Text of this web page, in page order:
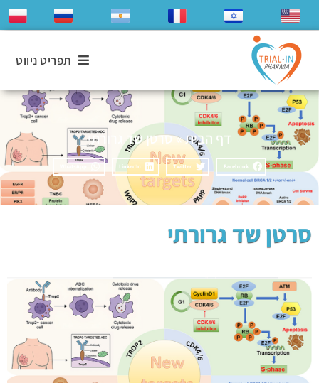
תפריט ניווט
דף הבית»סרטן שד גרורתי
Facebook
Twitter
LinkedIn
סרטן שד גרורתי